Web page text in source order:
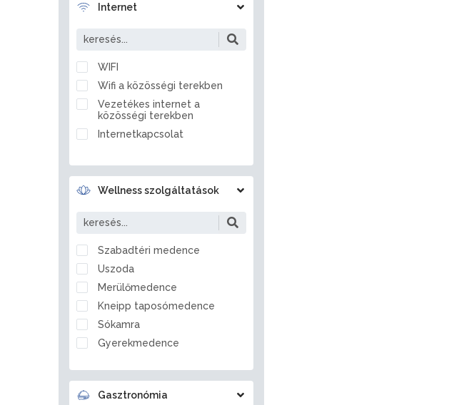
Balatonszőlős
Balf
Ballószög
Balmazújváros
Bánd
Bánk
Barcs
Bátaszék
Becsvölgye
Békéscsaba
Békésszentandrás
Bélapátfalva
Internet
WIFI
Wifi a közösségi terekben
Vezetékes internet a
közösségi terekben
Internetkapcsolat
Wellness szolgáltatások
Szabadtéri medence
Uszoda
Merülőmedence
Kneipp taposómedence
Sókamra
Gyerekmedence
Gőzkamra
Aromakabin
Gasztronómia